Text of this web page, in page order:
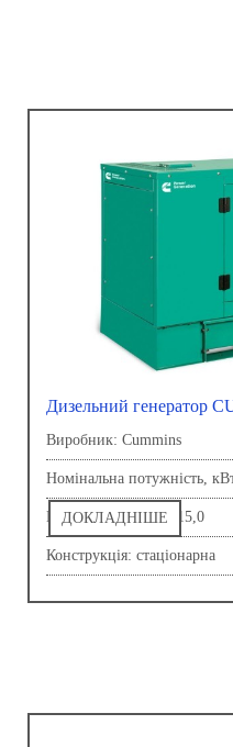
Дизельний генератор
Виробник: Сummins
Номінальна потужність,
Напруга, В: 230,0-415,0
Конструкція: стаціонарна
ДОКЛАДНІШЕ